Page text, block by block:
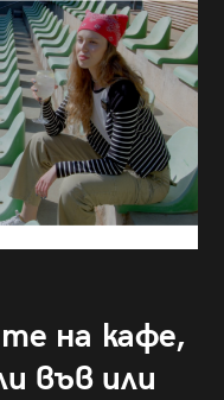
на кафе,
във или